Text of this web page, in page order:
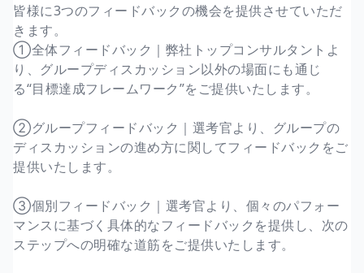
皆様に3つのフィードバックの機会を提供させていただ
きます。
①全体フィードバック｜弊社トップコンサルタントよ
り、グループディスカッション以外の場面にも通じ
る“目標達成フレームワーク”をご提供いたします。
②グループフィードバック｜選考官より、グループの
ディスカッションの進め方に関してフィードバックをご
提供いたします。
③個別フィードバック｜選考官より、個々のパフォー
マンスに基づく具体的なフィードバックを提供し、次の
ステップへの明確な道筋をご提供いたします。